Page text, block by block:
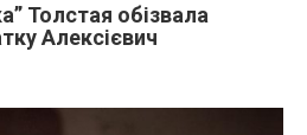
Толстая обізвала
Алексієвич